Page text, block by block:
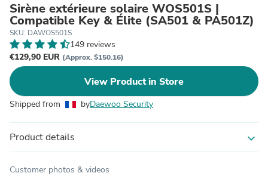
Sirène extérieure solaire WOS501S |
Compatible Key & Élite (SA501 & PA501Z)
SKU: DAWOS501S
149 reviews
€129,90 EUR (Approx. $150.16)
View Product in Store
Shipped from byDaewoo Security
Product details expand_more
Customer photos & videos